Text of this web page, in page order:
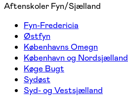
Aftenskoler Fyn/Sjælland
Fyn-Fredericia
Østfyn
Københavns Omegn
København og Nordsjælland
Køge Bugt
Sydøst
Syd- og Vestsjælland